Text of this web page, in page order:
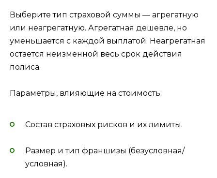
Выберите тип страховой суммы — агрегатную
или неагрегатную. Агрегатная дешевле, но
уменьшается с каждой выплатой. Неагрегатная
остается неизменной весь срок действия
полиса.
Параметры, влияющие на стоимость:
Состав страховых рисков и их лимиты.
Размер и тип франшизы (безусловная/
условная).